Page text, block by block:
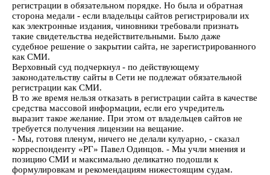
регистрации в обязательном порядке. Но была и обратная
сторона медали - если владельцы сайтов регистрировали их
как электронные издания, чиновники требовали признать
такие свидетельства недействительными. Было даже
судебное решение о закрытии сайта, не зарегистрированного
как СМИ.
Верховный суд подчеркнул - по действующему
законодательству сайты в Сети не подлежат обязательной
регистрации как СМИ.
В то же время нельзя отказать в регистрации сайта в качестве
средства массовой информации, если его учредитель
выразит такое желание. При этом от владельцев сайтов не
требуется получения лицензии на вещание.
- Мы, готовя пленум, ничего не делали кулуарно, - сказал
корреспонденту «РГ» Павел Одинцов. - Мы учли мнения и
позицию СМИ и максимально деликатно подошли к
формулировкам и рекомендациям нижестоящим судам.